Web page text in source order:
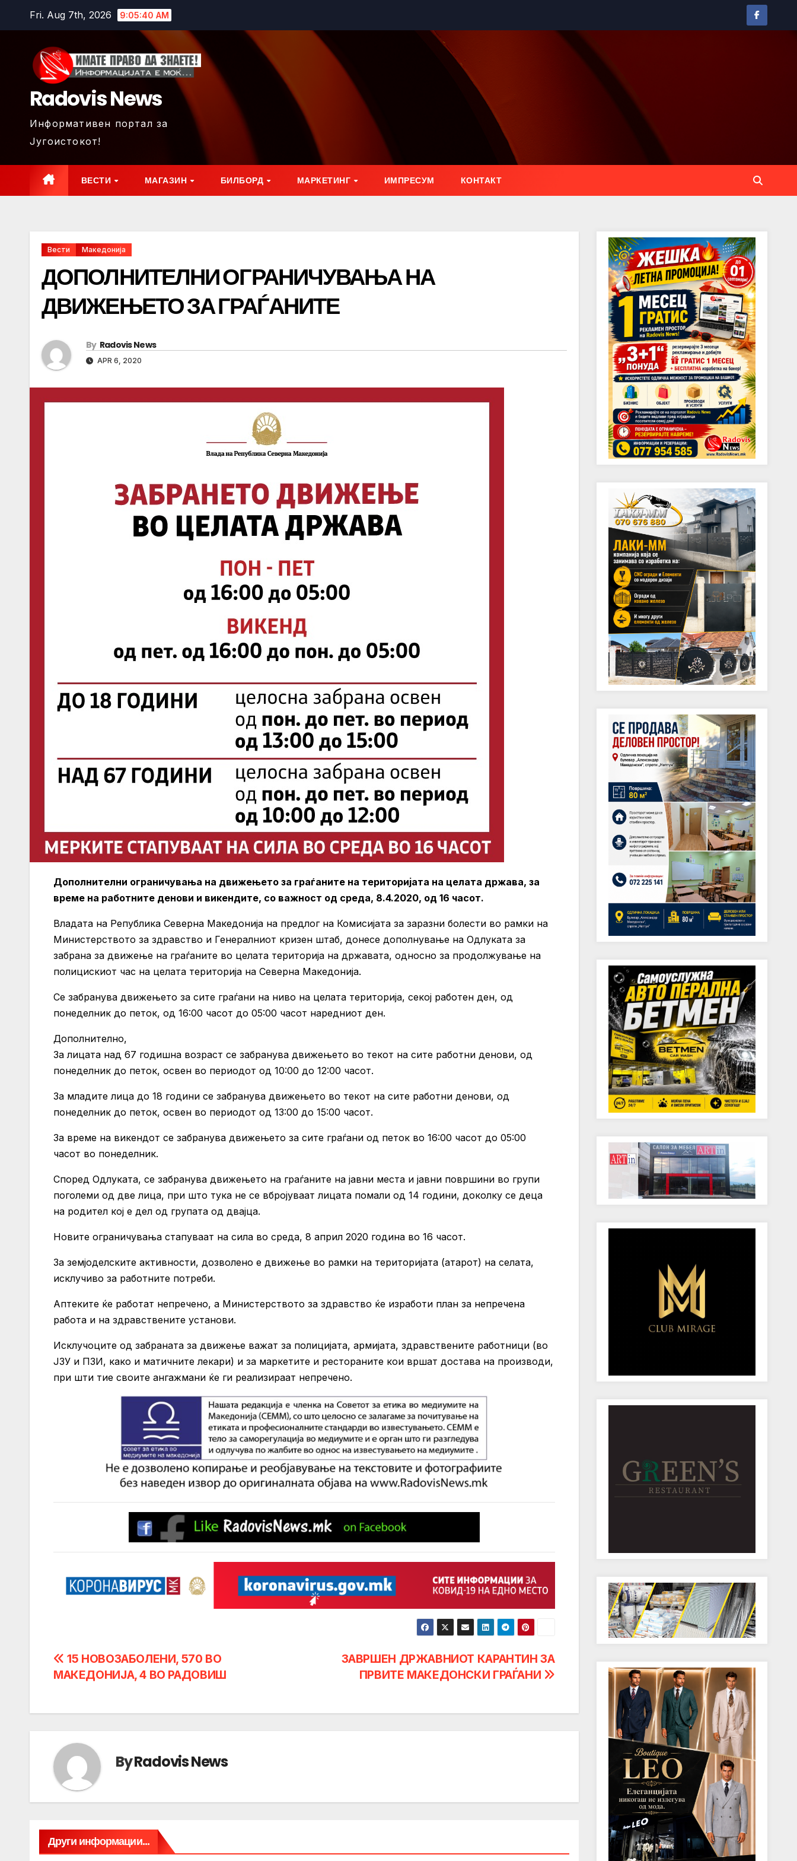
Fri. Aug 7th, 2026 9:05:42 AM
Radovis News
Информативен портал за
Југоистокот!
ВЕСТИ МАГАЗИН БИЛБОРД МАРКЕТИНГ ИМПРЕСУМ КОНТАКТ
Вести Македонија
ДОПОЛНИТЕЛНИ ОГРАНИЧУВАЊА НА
ДВИЖЕЊЕТО ЗА ГРАЃАНИТЕ
By Radovis News
APR 6, 2020
Дополнителни ограничувања на движењето за граѓаните на територијата на целата држава, за
време на работните денови и викендите, со важност од среда, 8.4.2020, од 16 часот.
Владата на Република Северна Македонија на предлог на Комисијата за заразни болести во рамки на
Министерството за здравство и Генералниот кризен штаб, донесе дополнување на Одлуката за
забрана за движење на граѓаните во целата територија на државата, односно за продолжување на
полицискиот час на целата територија на Северна Македонија.
Се забранува движењето за сите граѓани на ниво на целата територија, секој работен ден, од
понеделник до петок, од 16:00 часот до 05:00 часот наредниот ден.
Дополнително,
За лицата над 67 годишна возраст се забранува движењето во текот на сите работни денови, од
понеделник до петок, освен во периодот од 10:00 до 12:00 часот.
За младите лица до 18 години се забранува движењето во текот на сите работни денови, од
понеделник до петок, освен во периодот од 13:00 до 15:00 часот.
За време на викендот се забранува движењето за сите граѓани од петок во 16:00 часот до 05:00
часот во понеделник.
Според Одлуката, се забранува движењето на граѓаните на јавни места и јавни површини во групи
поголеми од две лица, при што тука не се вбројуваат лицата помали од 14 години, доколку се деца
на родител кој е дел од групата од двајца.
Новите ограничувања стапуваат на сила во среда, 8 април 2020 година во 16 часот.
За земјоделските активности, дозволено е движење во рамки на територијата (атарот) на селата,
исклучиво за работните потреби.
Аптеките ќе работат непречено, а Министерството за здравство ќе изработи план за непречена
работа и на здравствените установи.
Исклучоците од забраната за движење важат за полицијата, армијата, здравствените работници (во
ЈЗУ и ПЗИ, како и матичните лекари) и за маркетите и рестораните кои вршат достава на производи,
при шти тие своите ангажмани ќе ги реализираат непречено.
Post
navigation
ЗАВРШЕН ДРЖАВНИОТ КАРАНТИН ЗА
ПРВИТЕ МАКЕДОНСКИ ГРАЃАНИ
15 НОВОЗАБОЛЕНИ, 570 ВО
МАКЕДОНИЈА, 4 ВО РАДОВИШ
ByRadovis News
Други информации...